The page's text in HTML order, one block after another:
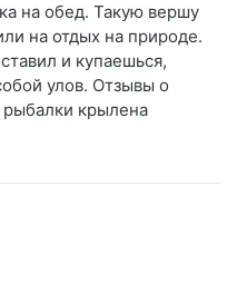
на обед. Такую вершу
на отдых на природе.
и купаешься,
улов. Отзывы о
крылена